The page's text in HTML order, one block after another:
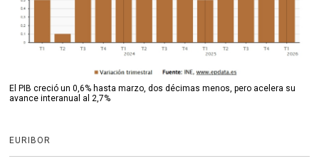
El PIB creció un 0,6% hasta marzo, dos décimas menos, pero acelera su
avance interanual al 2,7%
EURIBOR